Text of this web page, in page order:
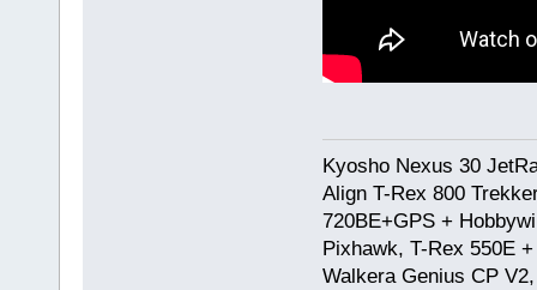
Kyosho Nexus 30
Align T-Rex 800
720BE+GPS +
Pixhawk, T-Rex 550E
Walkera Genius CP